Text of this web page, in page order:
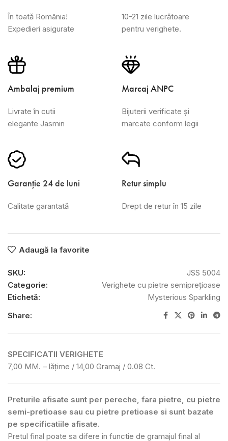
În toată România!
Expedieri asigurate
10-21 zile lucrătoare
pentru verighete.
Ambalaj premium
Livrate în cutii
elegante Jasmin
Marcaj ANPC
Bijuterii verificate și
marcate conform legii
Garanție 24 de luni
Calitate garantată
Retur simplu
Drept de retur în 15 zile
Adaugă la favorite
SKU:
JSS 5004
Categorie:
Verighete cu pietre semiprețioase
Etichetă:
Mysterious Sparkling
Share:
SPECIFICATII VERIGHETE
7,00 MM. – lățime / 14,00 Gramaj / 0.08 Ct.
Preturile afisate sunt per pereche, fara pietre, cu pietre
semi-pretioase sau cu pietre pretioase si sunt bazate
pe specificatiile afisate.
Pretul final poate sa difere in functie de gramajul final al